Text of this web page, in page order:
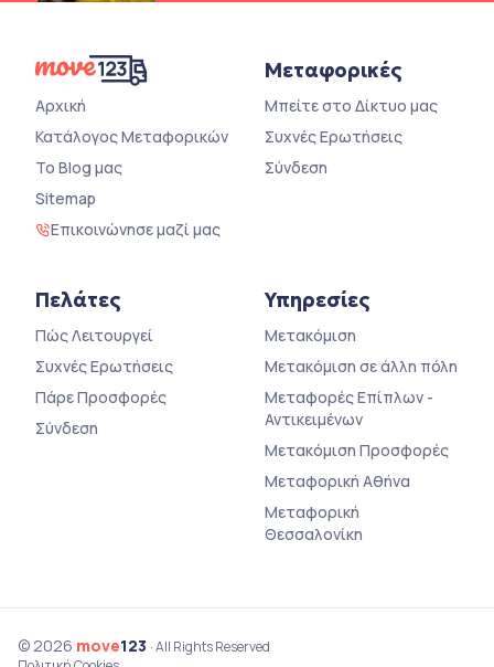
Αρχική
Κατάλογος Μεταφορικών
Το Blog μας
Sitemap
Επικοινώνησε μαζί μας
Μεταφορικές
Μπείτε στο Δίκτυο μας
Συχνές Ερωτήσεις
Σύνδεση
Πελάτες
Πώς Λειτουργεί
Συχνές Ερωτήσεις
Πάρε Προσφορές
Σύνδεση
Υπηρεσίες
Μετακόμιση
Μετακόμιση σε άλλη πόλη
Μεταφορές Επίπλων -
Αντικειμένων
Μετακόμιση Προσφορές
Μεταφορική Αθήνα
Μεταφορική
Θεσσαλονίκη
© 2026 move123 · All Rights Reserved